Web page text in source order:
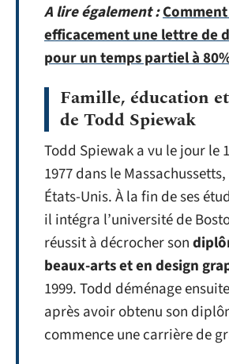
A lire également :
efficacement une lettre de
pour un temps partiel à
Famille, éducation
de Todd Spiewak
Todd Spiewak a vu le jour le
1977 dans le
États-Unis. À la fin de ses
il intégra l’université de
réussit à décrocher son
beaux-arts et en design
1999. Todd déménage
après avoir obtenu son
commence une carrière de